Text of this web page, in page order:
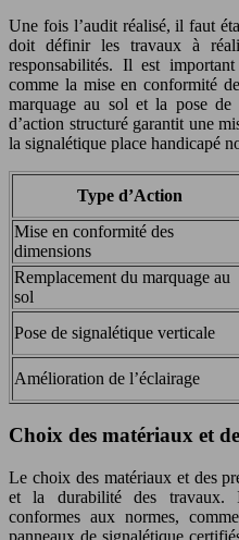
Une fois l’audit réalisé, il faut
doit définir les travaux à
responsabilités. Il est
comme la mise en conformité
marquage au sol et la pose
d’action structuré garantit une
la signalétique place handicapé
Type d’Action
Mise en conformité des
dimensions
Remplacement du marquage au
sol
Pose de signalétique verticale
Amélioration de l’éclairage
Choix des matériaux et
Le choix des matériaux et des
et la durabilité des travaux.
conformes aux normes,
panneaux de signalétique